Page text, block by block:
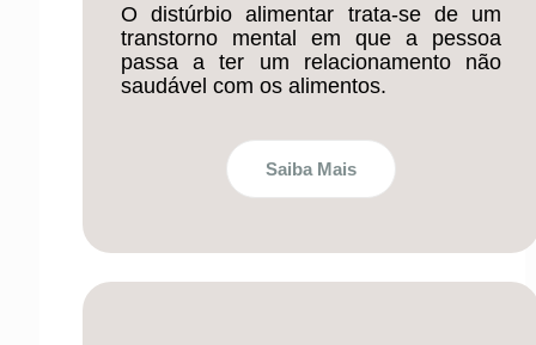
O distúrbio alimentar trata-se de um
transtorno mental em que a pessoa
passa a ter um relacionamento não
saudável com os alimentos.
Saiba Mais